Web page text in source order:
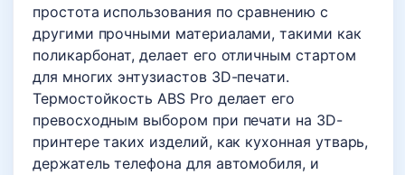
простота использования по сравнению с
другими прочными материалами, такими как
поликарбонат, делает его отличным стартом
для многих энтузиастов 3D-печати.
Термостойкость ABS Pro делает его
превосходным выбором при печати на 3D-
принтере таких изделий, как кухонная утварь,
держатель телефона для автомобиля, и